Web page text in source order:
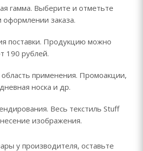
гамма. Выберите и отметьте
заказа.
поставки. Продукцию можно
190 рублей.
применения. Промоакции,
носка и др.
Весь текстиль Stuff
изображения.
у производителя, оставьте